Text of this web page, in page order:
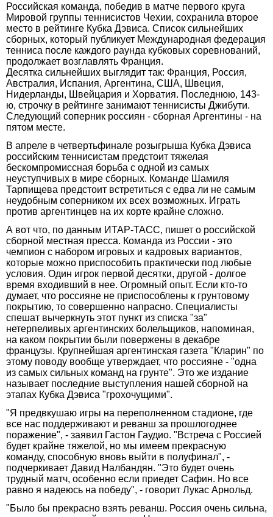
Российская команда, победив в матче первого круга
Мировой группы теннисистов Чехии, сохранила второе
место в рейтинге Кубка Дэвиса. Список сильнейших
сборных, который публикует Международная федерация
тенниса после каждого раунда кубковых соревнований,
продолжает возглавлять Франция.
Десятка сильнейших выглядит так: Франция, Россия,
Австралия, Испания, Аргентина, США, Швеция,
Нидерланды, Швейцария и Хорватия. Последнюю, 143-
ю, строчку в рейтинге занимают теннисисты Джибути.
Следующий соперник россиян - сборная Аргентины - на
пятом месте.
В апреле в четвертьфинале розыгрыша Кубка Дэвиса
российским теннисистам предстоит тяжелая
бескомпромиссная борьба с одной из самых
неуступчивых в мире сборных. Команде Шамиля
Тарпищева предстоит встретиться с едва ли не самым
неудобным соперником их всех возможных. Играть
против аргентинцев на их корте крайне сложно.
А вот что, по данным ИТАР-ТАСС, пишет о российской
сборной местная пресса. Команда из России - это
чемпион с набором игровых и кадровых вариантов,
которые можно приспособить практически под любые
условия. Один игрок первой десятки, другой - долгое
время входивший в нее. Огромный опыт. Если кто-то
думает, что россияне не приспособлены к грунтовому
покрытию, то совершенно напрасно. Специалисты
спешат вычеркнуть этот пункт из списка "за"
нетерпеливых аргентинских болельщиков, напоминая,
на каком покрытии были повержены в декабре
французы. Крупнейшая аргентинская газета "Кларин" по
этому поводу вообще утверждает, что россияне - "одна
из самых сильных команд на грунте". Это же издание
называет последние выступления нашей сборной на
этапах Кубка Дэвиса "грохочущими".
"Я предвкушаю игры на переполненном стадионе, где
все нас поддерживают и реванш за прошлогоднее
поражение", - заявил Гастон Гаудио. "Встреча с Россией
будет крайне тяжелой, но мы имеем прекрасную
команду, способную вновь выйти в полуфинал", -
подчеркивает Давид Налбандян. "Это будет очень
трудный матч, особенно если приедет Сафин. Но все
равно я надеюсь на победу", - говорит Лукас Арнольд.
"Было бы прекрасно взять реванш. Россия очень сильна,